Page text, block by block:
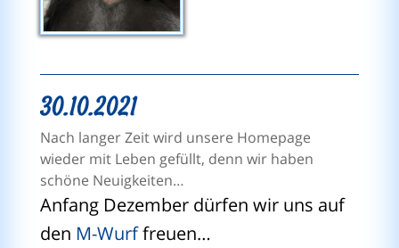
30.10.2021
Nach langer Zeit wird unsere Homepage
wieder mit Leben gefüllt, denn wir haben
schöne Neuigkeiten…
Anfang Dezember dürfen wir uns auf
den M-Wurffreuen…